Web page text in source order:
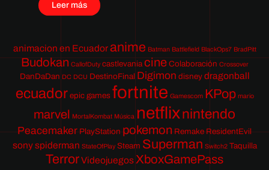
Leer más
animacion en Ecuador anime Batman Battlefield BlackOps7 BradPitt
Budokan CallofDuty castlevania cine Colaboración Crossover
DanDaDan DC DCU DestinoFinal Digimon disney dragonball
ecuador epic games fortnite Gamescom KPop mario
marvel MortalKombat Música netflixnintendo
Peacemaker PlayStation pokemon Remake ResidentEvil
sony spiderman StateOfPlay Steam Superman Switch2 Taquilla
TerrorVideojuegos XboxGamePass